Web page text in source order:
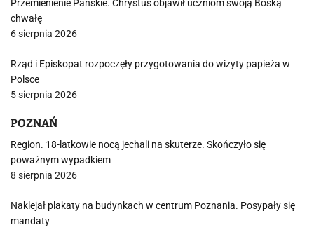
Przemienienie Pańskie. Chrystus objawił uczniom swoją Boską
chwałę
6 sierpnia 2026
Rząd i Episkopat rozpoczęły przygotowania do wizyty papieża w
Polsce
5 sierpnia 2026
POZNAŃ
Region. 18-latkowie nocą jechali na skuterze. Skończyło się
poważnym wypadkiem
8 sierpnia 2026
Naklejał plakaty na budynkach w centrum Poznania. Posypały się
mandaty